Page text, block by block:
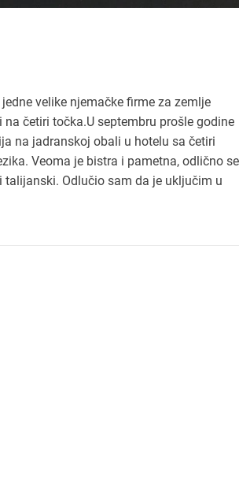
velike njemačke firme za zemlje
četiri točka.U septembru prošle godine
na jadranskoj obali u hotelu sa četiri
Veoma je bistra i pametna, odlično se
Odlučio sam da je uključim u